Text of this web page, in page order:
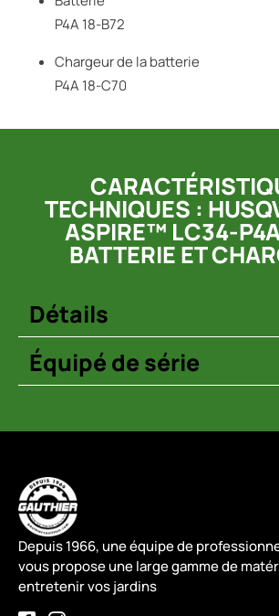
P4A 18-B72
Chargeur de la batterie
P4A 18-C70
TECHNIQUES :
ASPIRE™ LC34-
BATTERIE ET
Détails
Équipé de série
Depuis 1966, une équipe de
vous propose une large gamme de
entretenir vos jardins